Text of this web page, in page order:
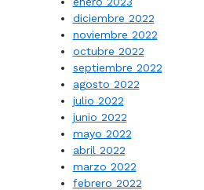
diciembre 2022
noviembre 2022
octubre 2022
septiembre 2022
agosto 2022
julio 2022
junio 2022
mayo 2022
abril 2022
marzo 2022
febrero 2022